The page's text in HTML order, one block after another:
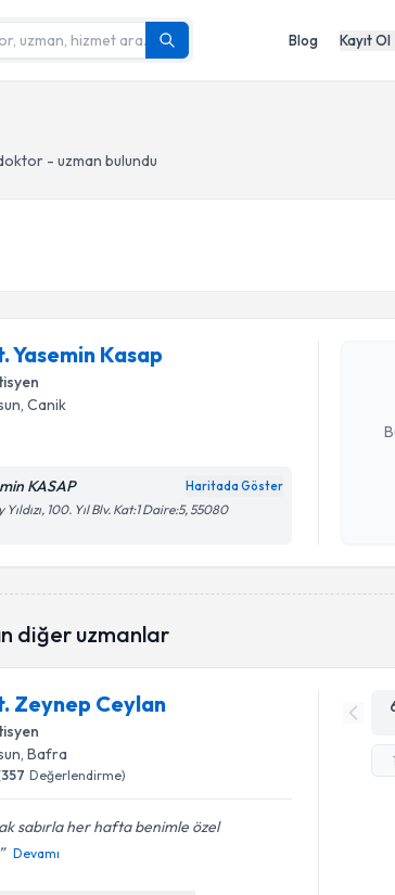
Blog Kayıt Ol
- uzman bulundu
Yasemin Kasap
, Canik
KASAP Haritada Göster
100. Yıl Blv. Kat:1 Daire:5, 55080
Dyt.
bu
diğer uzmanlar
Zeynep Ceylan
, Bafra
357 Değerlendirme)
sabırla her hafta benimle özel
Devamı